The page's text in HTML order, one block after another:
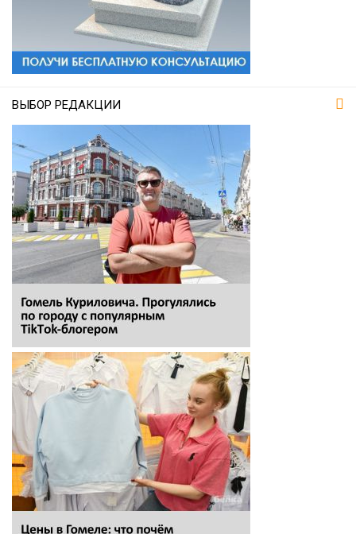
ВЫБОР РЕДАКЦИИ